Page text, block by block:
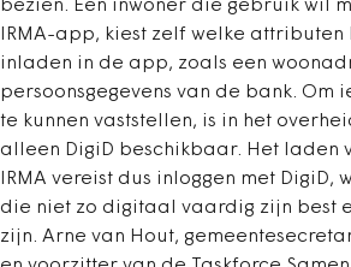
bezien. Een inwoner die gebruik wil
IRMA-app, kiest zelf welke attributen
inladen in de app, zoals een
persoonsgegevens van de bank. Om
te kunnen vaststellen, is in het
alleen DigiD beschikbaar. Het laden
IRMA vereist dus inloggen met DigiD,
die niet zo digitaal vaardig zijn best
zijn. Arne van Hout,